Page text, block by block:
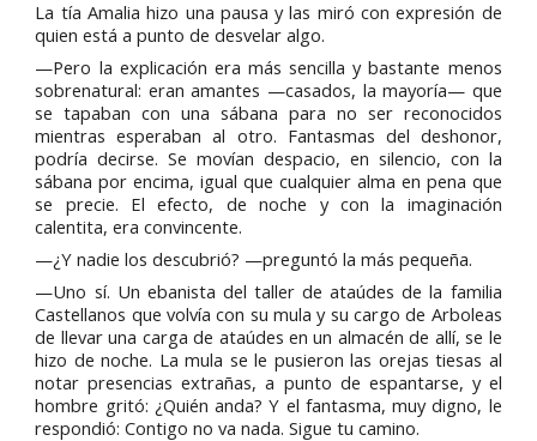
La tía Amalia hizo una pausa y las miró con expresión de
quien está a punto de desvelar algo.
—Pero la explicación era más sencilla y bastante menos
sobrenatural: eran amantes —casados, la mayoría— que
se tapaban con una sábana para no ser reconocidos
mientras esperaban al otro. Fantasmas del deshonor,
podría decirse. Se movían despacio, en silencio, con la
sábana por encima, igual que cualquier alma en pena que
se precie. El efecto, de noche y con la imaginación
calentita, era convincente.
—¿Y nadie los descubrió? —preguntó la más pequeña.
—Uno sí. Un ebanista del taller de ataúdes de la familia
Castellanos que volvía con su mula y su cargo de Arboleas
de llevar una carga de ataúdes en un almacén de allí, se le
hizo de noche. La mula se le pusieron las orejas tiesas al
notar presencias extrañas, a punto de espantarse, y el
hombre gritó: ¿Quién anda? Y el fantasma, muy digno, le
respondió: Contigo no va nada. Sigue tu camino.